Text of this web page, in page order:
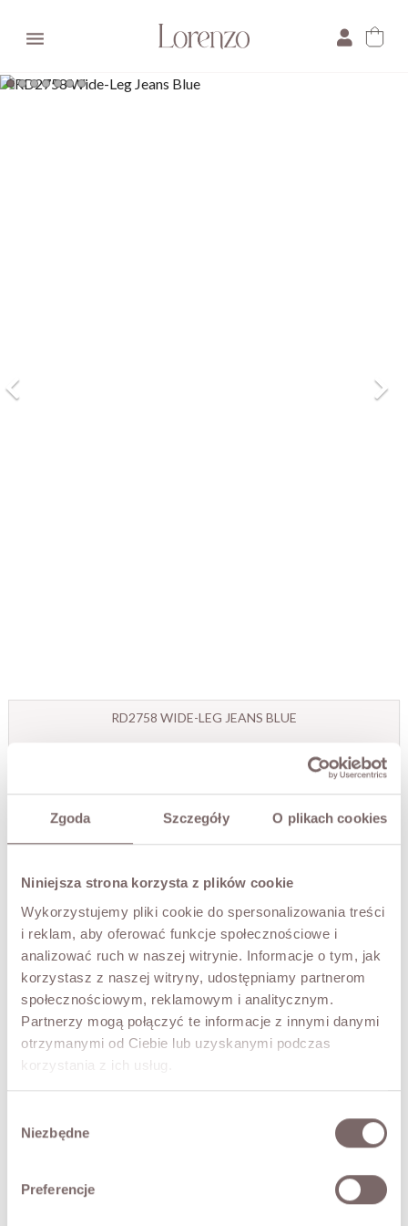
Zgoda Szczegóły O plikach cookies
Niniejsza strona korzysta z plików cookie
Wykorzystujemy pliki cookie do spersonalizowania treści
i reklam, aby oferować funkcje społecznościowe i
analizować ruch w naszej witrynie. Informacje o tym, jak
korzystasz z naszej witryny, udostępniamy partnerom
społecznościowym, reklamowym i analitycznym.
Partnerzy mogą połączyć te informacje z innymi danymi
otrzymanymi od Ciebie lub uzyskanymi podczas
korzystania z ich usług.
zgody
Niezbędne
Preferencje

RD2758 WIDE-LEG JEANS BLUE
SIZE
S M XL
Blue
Ostatnie sztuki!
THIS SIZE IS CURRENTLY UNAVAILABLE
Enter your email to be notified when it is available